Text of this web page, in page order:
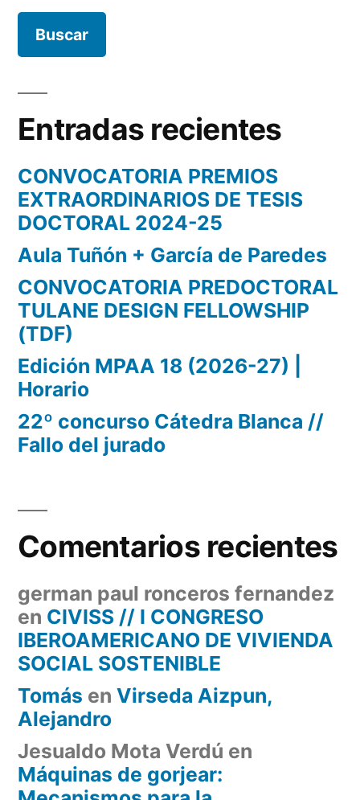
Entradas recientes
CONVOCATORIA PREMIOS
EXTRAORDINARIOS DE TESIS
DOCTORAL 2024-25
Aula Tuñón + García de Paredes
CONVOCATORIA PREDOCTORAL
TULANE DESIGN FELLOWSHIP
(TDF)
Edición MPAA 18 (2026-27) |
Horario
22º concurso Cátedra Blanca //
Fallo del jurado
Comentarios recientes
german paul ronceros fernandez
en CIVISS // I CONGRESO
IBEROAMERICANO DE VIVIENDA
SOCIAL SOSTENIBLE
Tomás en Virseda Aizpun,
Alejandro
Jesualdo Mota Verdú en
Máquinas de gorjear: